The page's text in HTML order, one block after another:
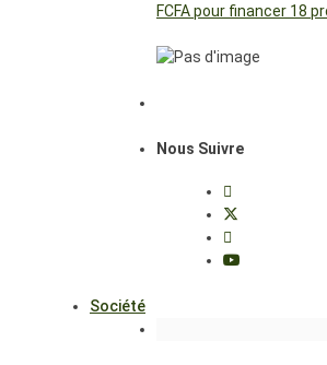
FCFA pour financer 18
Nous Suivre
Société